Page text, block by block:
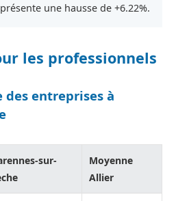
une hausse de +6.22%.
les professionnels
entreprises à
sur-
Moyenne
Allier